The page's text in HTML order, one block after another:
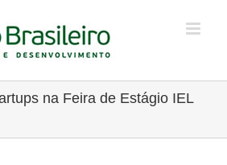
na Feira de Estágio IEL